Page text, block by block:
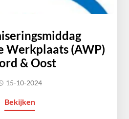
Werkplaats (AWP)
& Oost
15-10-2024
Bekijken